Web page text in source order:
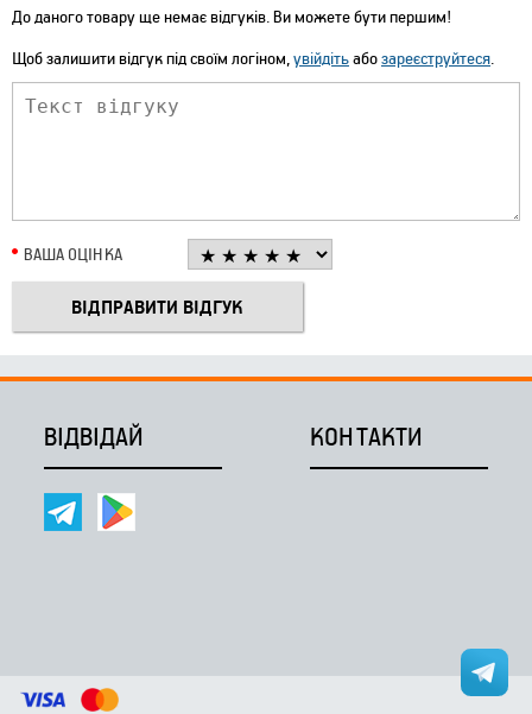
До даного товару ще немає відгуків. Ви можете бути першим!
Щоб залишити відгук під своїм логіном,увійдітьабозареєструйтеся.
ВАША ОЦІНКА
ВІДВІДАЙ КОНТАКТИ